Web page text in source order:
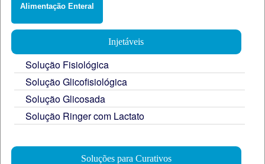
Alimentação Enteral
Injetáveis
Solução Fisiológica
Solução Glicofisiológica
Solução Glicosada
Solução Ringer com Lactato
Soluções para Curativos